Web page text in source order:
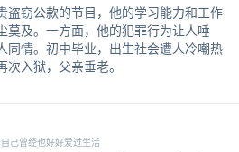
盗窃公款的节目，他的学习能力和工作
莫及。一方面，他的犯罪行为让人唾
同情。初中毕业，出生社会遭人冷嘲热
入狱，父亲垂老。
己曾经也好好爱过生活